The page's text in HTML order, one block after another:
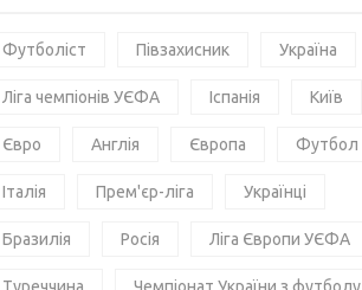
Футболіст Півзахисник Україна
Ліга чемпіонів УЄФА Іспанія Київ
Євро Англія Європа Футбол
Італія Прем'єр-ліга Українці
Бразилія Росія Ліга Європи УЄФА